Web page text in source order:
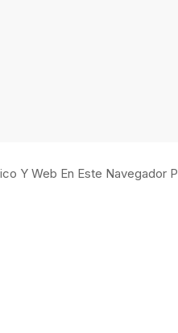
Y Web En Este Navegador